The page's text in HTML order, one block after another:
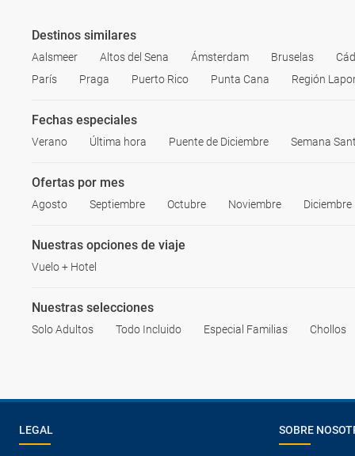
Destinos similares
Aalsmeer Altos del Sena Ámsterdam Bruselas
París
Praga Puerto Rico Punta Cana Región
Fechas especiales
Verano Última hora Puente de Diciembre Semana
Ofertas por mes
Agosto Septiembre Octubre Noviembre Diciembre
Nuestras opciones de viaje
Vuelo + Hotel
Nuestras selecciones
Solo Adultos Todo Incluido Especial Familias Chollos
LEGAL SOBRE